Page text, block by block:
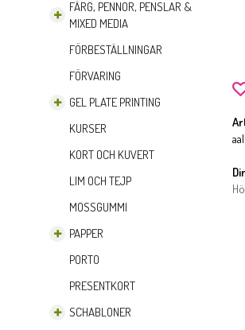
FÄRG, PENNOR, PENSLAR &
MIXED MEDIA
FÖRBESTÄLLNINGAR
FÖRVARING
GEL PLATE PRINTING
KURSER
KORT OCH KUVERT
LIM OCH TEJP
MOSSGUMMI
PAPPER
PORTO
PRESENTKORT
SCHABLONER